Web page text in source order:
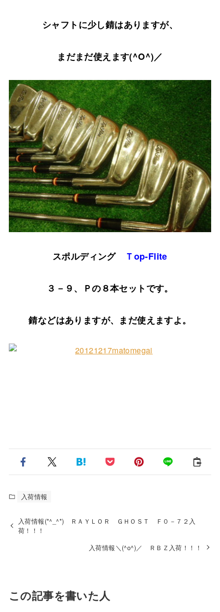
シャフトに少し錆はありますが、
まだまだ使えます(^O^)／
スポルディング Ｔop-Flite
３－９、Ｐの８本セットです。
錆などはありますが、まだ使えますよ。
入荷情報
入荷情報(*^_^*) ＲＡＹＬＯＲ ＧＨＯＳＴ Ｆ０－７２入
荷！！！
入荷情報＼(^o^)／ ＲＢＺ入荷！！！
この記事を書いた人